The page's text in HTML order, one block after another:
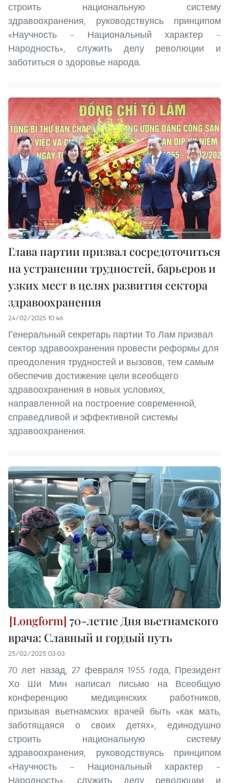
строить национальную систему
здравоохранения, руководствуясь принципом
«Научность – Национальный характер –
Народность», служить делу революции и
заботиться о здоровье народа.
Глава партии призвал сосредоточиться
на устранении трудностей, барьеров и
узких мест в целях развития сектора
здравоохранения
24/02/2025 10:46
Генеральный секретарь партии То Лам призвал
сектор здравоохранения провести реформы для
преодоления трудностей и вызовов, тем самым
обеспечив достижение цели всеобщего
здравоохранения в новых условиях,
направленной на построение современной,
справедливой и эффективной системы
здравоохранения.
70-летие Дня вьетнамского
врача: Славный и гордый путь
25/02/2025 03:03
70 лет назад, 27 февраля 1955 года, Президент
Хо Ши Мин написал письмо на Всеобщую
конференцию медицинских работников,
призывая вьетнамских врачей быть «как мать,
заботящаяся о своих детях», единодушно
строить национальную систему
здравоохранения, руководствуясь принципом
«Научность – Национальный характер –
Народность», служить делу революции и